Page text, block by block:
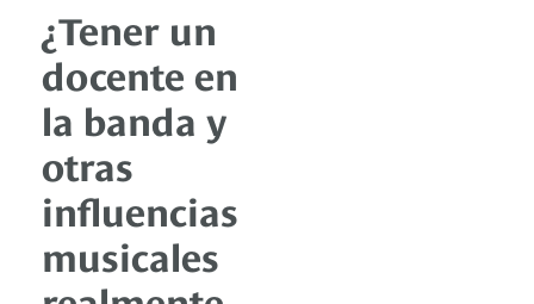
¿Tener un
docente en
la banda y
otras
influencias
musicales